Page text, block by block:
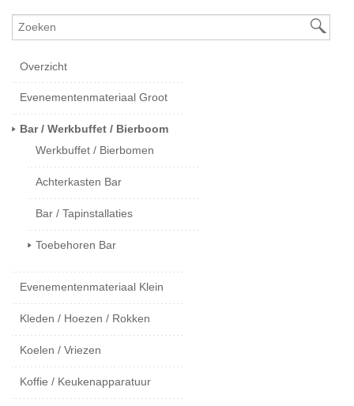
Overzicht
Evenementenmateriaal Groot
Bar / Werkbuffet / Bierboom
Werkbuffet / Bierbomen
Achterkasten Bar
Bar / Tapinstallaties
Toebehoren Bar
Evenementenmateriaal Klein
Kleden / Hoezen / Rokken
Koelen / Vriezen
Koffie / Keukenapparatuur